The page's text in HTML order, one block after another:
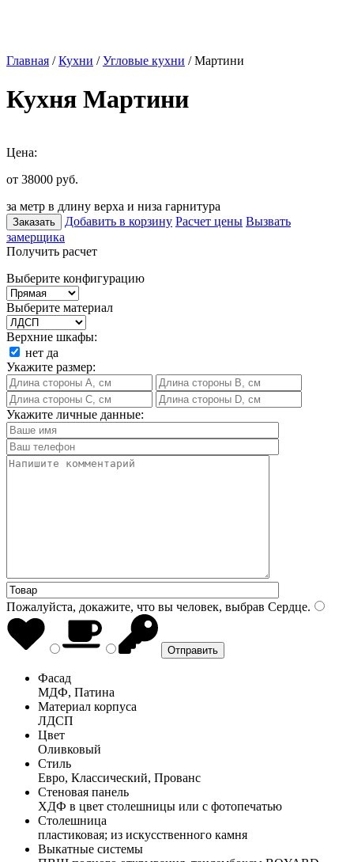
Главная /Кухни /Угловые кухни / Мартини
Кухня Мартини
Цена:
от 38000 руб.
за метр в длину верха и низа гарнитура
Заказать Добавить в корзину Расчет цены Вызвать
замерщика
Получить расчет
Выберите конфигурацию
Выберите материал
Верхние шкафы:
нет да
Укажите размер:
Укажите личные данные:
Пожалуйста, докажите, что вы человек, выбрав Сердце.
Фасад
МДФ, Патина
Материал корпуса
ЛДСП
Цвет
Оливковый
Стиль
Евро, Классический, Прованс
Стеновая панель
ХДФ в цвет столешницы или с фотопечатью
Столешница
пластиковая; из искусственного камня
Выкатные системы